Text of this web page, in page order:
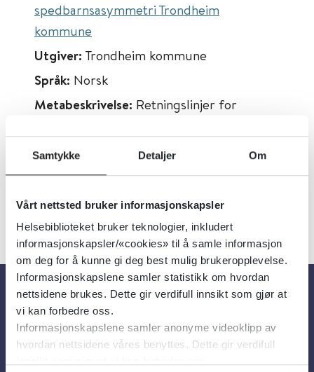
Samtykke Detaljer Om
Vårt nettsted bruker informasjonskapsler
Helsebiblioteket bruker teknologier, inkludert
informasjonskapsler/«cookies» til å samle informasjon
om deg for å kunne gi deg best mulig brukeropplevelse.
Informasjonskapslene samler statistikk om hvordan
nettsidene brukes. Dette gir verdifull innsikt som gjør at
vi kan forbedre oss.
Informasjonskapslene samler anonyme videoklipp av
hvordan nettsidene våres benyttes. Dette gir verdifull
spedbarnsasymmetri Trondheim
kommune
Utgiver: Trondheim kommune
Språk: Norsk
Metabeskrivelse: Retningslinjer for
Om oss